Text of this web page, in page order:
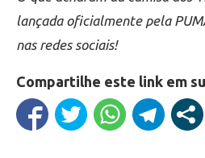
lançada oficialmente pela
nas redes sociais!
Compartilhe este link em